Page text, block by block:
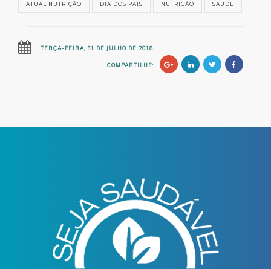
ATUAL NUTRIÇÃO DIA DOS PAIS NUTRIÇÃO SAUDE
TERÇA-FEIRA, 31 DE JULHO DE 2018
COMPARTILHE: